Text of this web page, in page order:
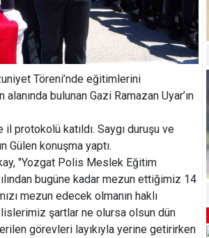
Töreni’nde eğitimlerini
bulunan Gazi Ramazan Uyar’ın
protokolü katıldı. Saygı duruşu ve
Gülen konuşma yaptı.
"Yozgat Polis Meslek Eğitim
bugüne kadar mezun ettiğimiz 14
mezun edecek olmanın haklı
şartlar ne olursa olsun dün
görevleri layıkıyla yerine getirirken